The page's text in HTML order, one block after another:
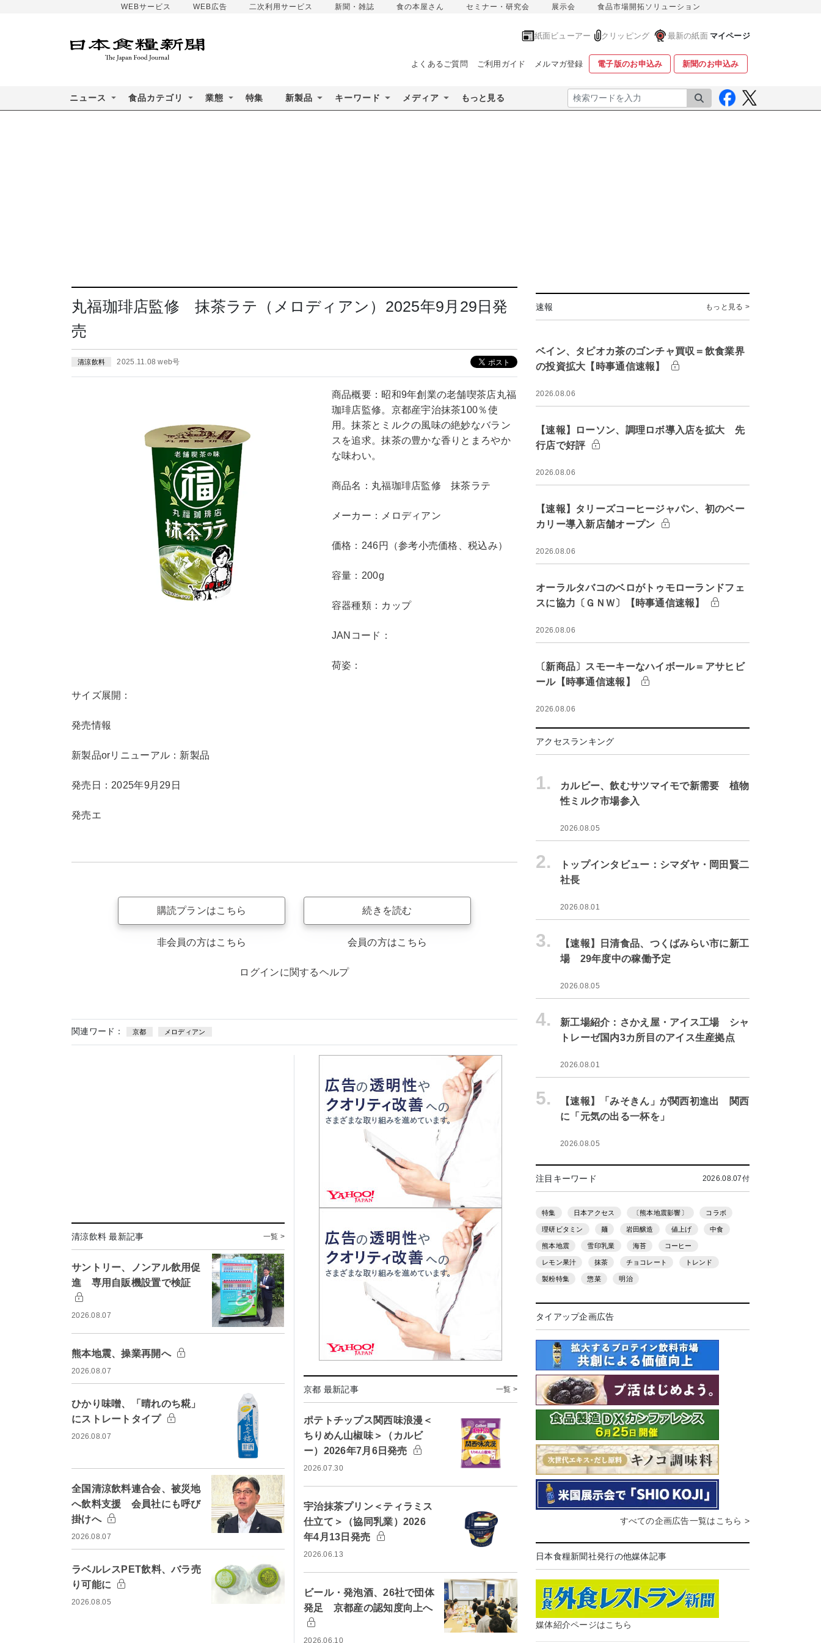
WEBサービス WEB広告 二次利用サービス 新聞・雑誌 食の本屋さん セミナー・研究会 展示会 食品市場開拓ソリューション
紙面ビューアー クリッピング 最新の紙面 マイページ
よくあるご質問 ご利用ガイド メルマガ登録 電子版のお申込み 新聞のお申込み
ニュース 食品カテゴリ 業態 特集 新製品 キーワード メディア もっと見る 検索
丸福珈琲店監修 抹茶ラテ（メロディアン）2025年9月29日発
売
清涼飲料 2025.11.08 web号
商品概要：昭和9年創業の老舗喫茶店丸福
珈琲店監修。京都産宇治抹茶100％使
用。抹茶とミルクの風味の絶妙なバラン
スを追求。抹茶の豊かな香りとまろやか
な味わい。
商品名：丸福珈琲店監修 抹茶ラテ
メーカー：メロディアン
価格：246円（参考小売価格、税込み）
容量：200g
容器種類：カップ
JANコード：
荷姿：
サイズ展開：
発売情報
新製品orリニューアル：新製品
発売日：2025年9月29日
発売エ
購読プランはこちら
非会員の方はこちら
続きを読む
会員の方はこちら
ログインに関するヘルプ
関連ワード： 京都 メロディアン
清涼飲料 最新記事 一覧 >
サントリー、ノンアル飲用促
進 専用自販機設置で検証
2026.08.07
熊本地震、操業再開へ
2026.08.07
ひかり味噌、「晴れのち糀」
にストレートタイプ
2026.08.07
全国清涼飲料連合会、被災地
へ飲料支援 会員社にも呼び
掛けへ
2026.08.07
ラベルレスPET飲料、バラ売
り可能に
2026.08.05
京都 最新記事 一覧 >
ポテトチップス関西味浪漫＜
ちりめん山椒味＞（カルビ
ー）2026年7月6日発売
2026.07.30
宇治抹茶プリン＜ティラミス
仕立て＞（協同乳業）2026
年4月13日発売
2026.06.13
ビール・発泡酒、26社で団体
発足 京都産の認知度向上へ
2026.06.10
速報 もっと見る >
ベイン、タピオカ茶のゴンチャ買収＝飲食業界
の投資拡大【時事通信速報】
2026.08.06
【速報】ローソン、調理ロボ導入店を拡大 先
行店で好評
2026.08.06
【速報】タリーズコーヒージャパン、初のベー
カリー導入新店舗オープン
2026.08.06
オーラルタバコのベロがトゥモローランドフェ
スに協力〔ＧＮＷ〕【時事通信速報】
2026.08.06
〔新商品〕スモーキーなハイボール＝アサヒビ
ール【時事通信速報】
2026.08.06
アクセスランキング
1.
カルビー、飲むサツマイモで新需要 植物
性ミルク市場参入
2026.08.05
2.
トップインタビュー：シマダヤ・岡田賢二
社長
2026.08.01
3.
【速報】日清食品、つくばみらい市に新工
場 29年度中の稼働予定
2026.08.05
4.
新工場紹介：さかえ屋・アイス工場 シャ
トレーゼ国内3カ所目のアイス生産拠点
2026.08.01
5.
【速報】「みそきん」が関西初進出 関西
に「元気の出る一杯を」
2026.08.05
注目キーワード 2026.08.07付
特集 日本アクセス 〔熊本地震影響〕 コラボ
理研ビタミン 麺 岩田醸造 値上げ 中食
熊本地震 雪印乳業 海苔 コーヒー
レモン果汁 抹茶 チョコレート トレンド
製粉特集 惣菜 明治
タイアップ企画広告
すべての企画広告一覧はこちら >
日本食糧新聞社発行の他媒体記事
媒体紹介ページはこちら